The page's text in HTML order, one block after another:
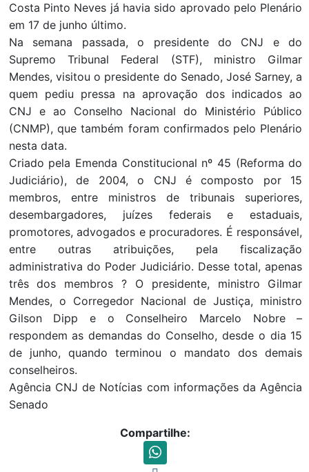
Costa Pinto Neves já havia sido aprovado pelo Plenário
em 17 de junho último.
Na semana passada, o presidente do CNJ e do
Supremo Tribunal Federal (STF), ministro Gilmar
Mendes, visitou o presidente do Senado, José Sarney, a
quem pediu pressa na aprovação dos indicados ao
CNJ e ao Conselho Nacional do Ministério Público
(CNMP), que também foram confirmados pelo Plenário
nesta data.
Criado pela Emenda Constitucional nº 45 (Reforma do
Judiciário), de 2004, o CNJ é composto por 15
membros, entre ministros de tribunais superiores,
desembargadores, juízes federais e estaduais,
promotores, advogados e procuradores. É responsável,
entre outras atribuições, pela fiscalização
administrativa do Poder Judiciário. Desse total, apenas
três dos membros ? O presidente, ministro Gilmar
Mendes, o Corregedor Nacional de Justiça, ministro
Gilson Dipp e o Conselheiro Marcelo Nobre –
respondem as demandas do Conselho, desde o dia 15
de junho, quando terminou o mandato dos demais
conselheiros.
Agência CNJ de Notícias com informações da Agência
Senado
Compartilhe: